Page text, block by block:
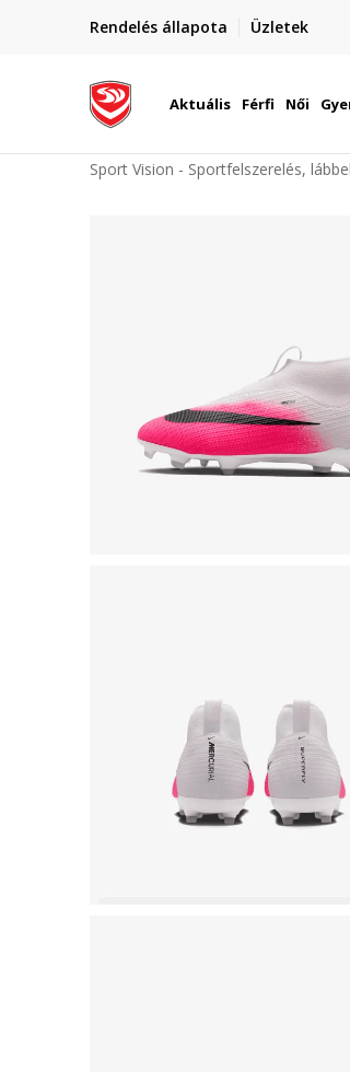
Rendelés állapota Üzletek
Szállítás
Aktuális Férfi Női
Sport Vision - Sportfelszerelés,